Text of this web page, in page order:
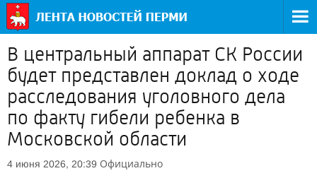
В центральный аппарат СК России
будет представлен доклад о ходе
расследования уголовного дела
по факту гибели ребенка в
Московской области
4 июня 2026, 20:39 Официально